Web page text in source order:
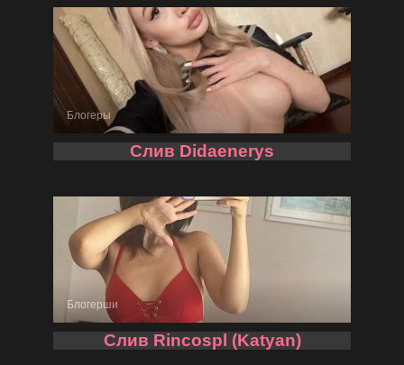
Блогеры
Слив Didaenerys
Блогерши
Слив Rincospl (Katyan)